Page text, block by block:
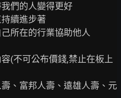
們的人變得更好
續進步著
所在的行業協助他人
(不可公布價錢,禁止在板上
、富邦人壽、遠雄人壽、元